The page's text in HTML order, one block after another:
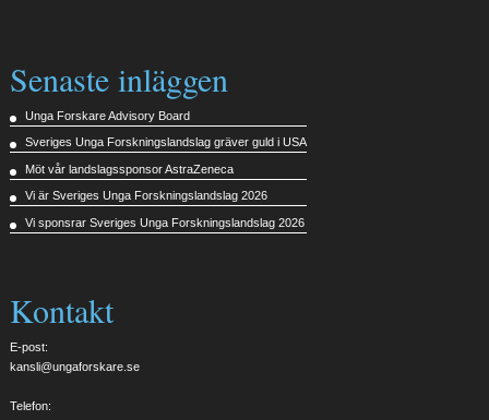
Senaste inläggen
Unga Forskare Advisory Board
Sveriges Unga Forskningslandslag gräver guld i USA
Möt vår landslagssponsor AstraZeneca
Vi är Sveriges Unga Forskningslandslag 2026
Vi sponsrar Sveriges Unga Forskningslandslag 2026
Kontakt
E-post:
kansli@ungaforskare.se
Telefon: